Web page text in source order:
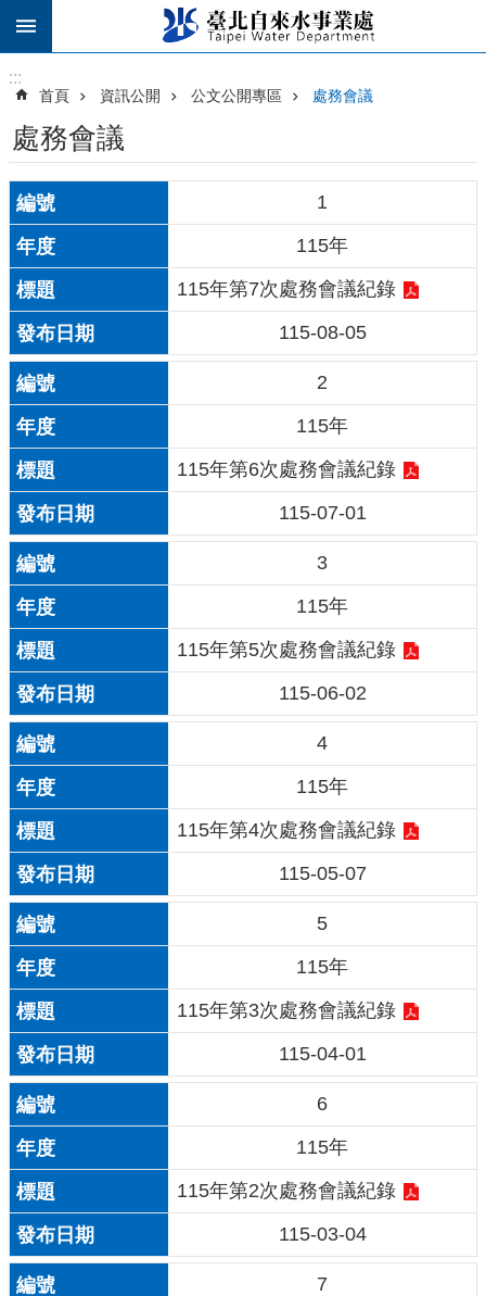
跳到主要內容區塊
:::
首頁 資訊公開 公文公開專區 處務會議
處務會議
1
115年
115年第7次處務會議紀錄
115-08-05
2
115年
115年第6次處務會議紀錄
115-07-01
3
115年
115年第5次處務會議紀錄
115-06-02
4
115年
115年第4次處務會議紀錄
115-05-07
5
115年
115年第3次處務會議紀錄
115-04-01
6
115年
115年第2次處務會議紀錄
115-03-04
7